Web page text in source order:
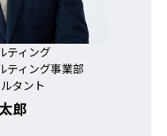
ティング
ティング事業部
タント
郎